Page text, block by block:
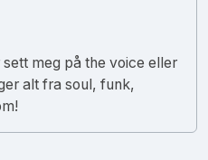
meg på the voice eller
alt fra soul, funk,